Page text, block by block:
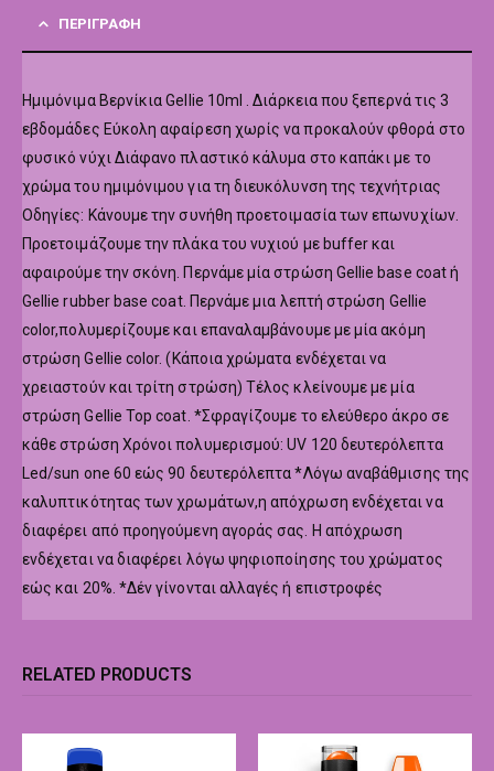
ΠΕΡΙΓΡΑΦΉ
Hμιμόνιμα Βερνίκια Gellie 10ml . Διάρκεια που ξεπερνά τις 3
εβδομάδες Εύκολη αφαίρεση χωρίς να προκαλούν φθορά στο
φυσικό νύχι Διάφανο πλαστικό κάλυμα στο καπάκι με το
χρώμα του ημιμόνιμου για τη διευκόλυνση της τεχνήτριας
Οδηγίες: Κάνουμε την συνήθη προετοιμασία των επωνυχίων.
Προετοιμάζουμε την πλάκα του νυχιού με buffer και
αφαιρούμε την σκόνη. Περνάμε μία στρώση Gellie base coat ή
Gellie rubber base coat. Περνάμε μια λεπτή στρώση Gellie
color,πολυμερίζουμε και επαναλαμβάνουμε με μία ακόμη
στρώση Gellie color. (Κάποια χρώματα ενδέχεται να
χρειαστούν και τρίτη στρώση) Τέλος κλείνουμε με μία
στρώση Gellie Top coat. *Σφραγίζουμε το ελεύθερο άκρο σε
κάθε στρώση Χρόνοι πολυμερισμού: UV 120 δευτερόλεπτα
Led/sun one 60 εώς 90 δευτερόλεπτα *Λόγω αναβάθμισης της
καλυπτικότητας των χρωμάτων,η απόχρωση ενδέχεται να
διαφέρει από προηγούμενη αγοράς σας. Η απόχρωση
ενδέχεται να διαφέρει λόγω ψηφιοποίησης του χρώματος
εώς και 20%. *Δέν γίνονται αλλαγές ή επιστροφές
RELATED PRODUCTS